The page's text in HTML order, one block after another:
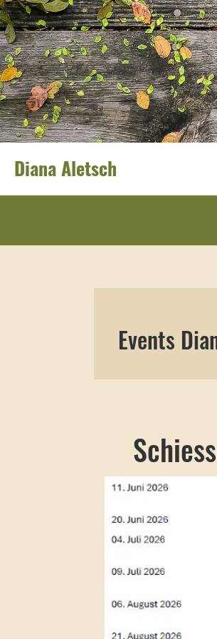
Diana Aletsch
Events